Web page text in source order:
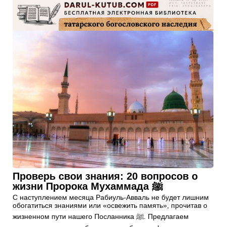
Проверь свои знания: 20 вопросов о
жизни Пророка Мухаммада ﷺ
С наступлением месяца Рабиуль-Авваль не будет лишним
обогатиться знаниями или «освежить память», прочитав о
жизненном пути нашего Посланника ﷺ. Предлагаем